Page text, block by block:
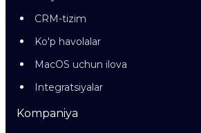
CRM-tizim
Ko'p havolalar
MacOS uchun ilova
Integratsiyalar
Kompaniya